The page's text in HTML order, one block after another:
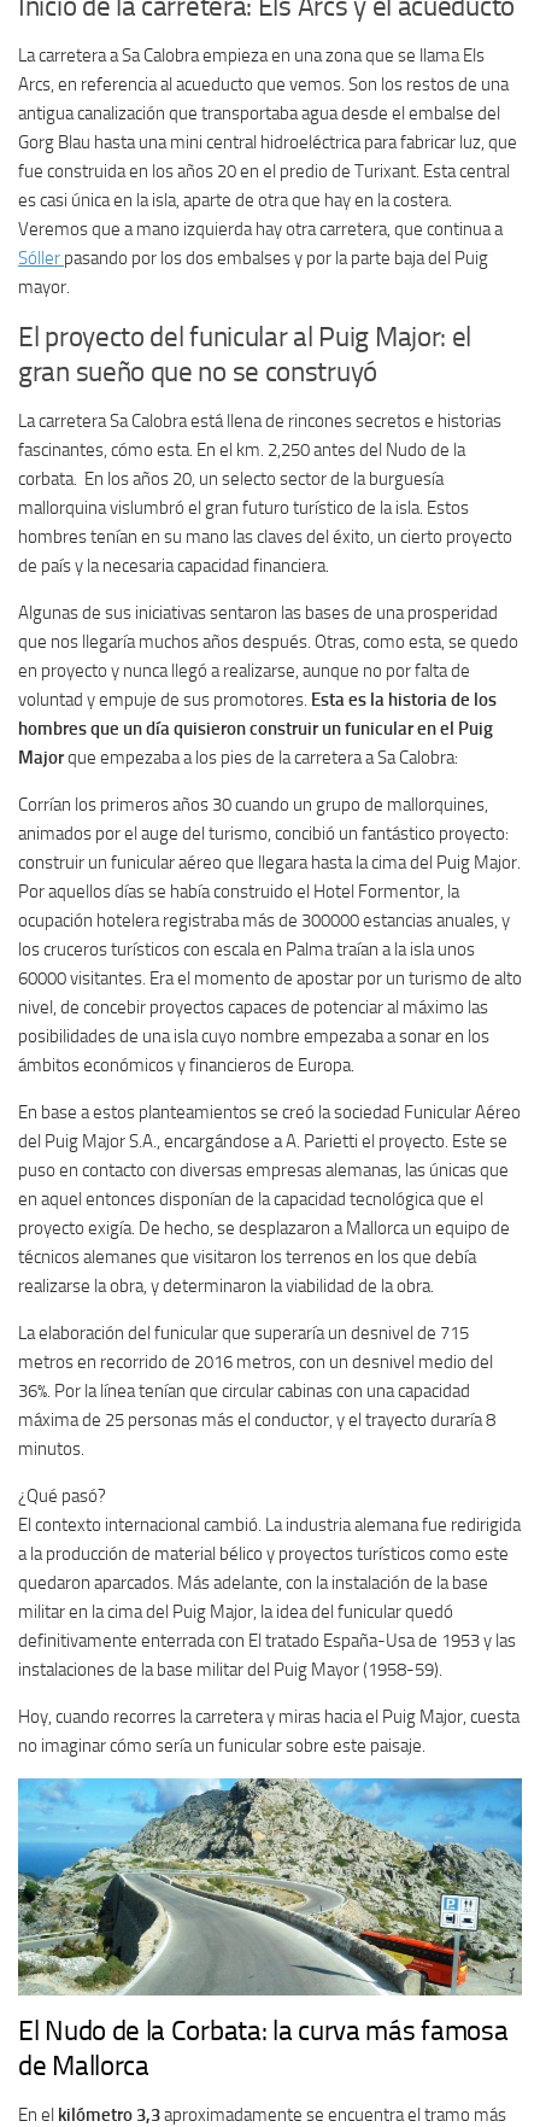
Inicio de la carretera: Els Arcs y el acueducto
La carretera a Sa Calobra empieza en una zona que se llama Els
Arcs, en referencia al acueducto que vemos. Son los restos de una
antigua canalización que transportaba agua desde el embalse del
Gorg Blau hasta una mini central hidroeléctrica para fabricar luz, que
fue construida en los años 20 en el predio de Turixant. Esta central
es casi única en la isla, aparte de otra que hay en la costera.
Veremos que a mano izquierda hay otra carretera, que continua a
Sóller pasando por los dos embalses y por la parte baja del Puig
mayor.
El proyecto del funicular al Puig Major: el
gran sueño que no se construyó
La carretera Sa Calobra está llena de rincones secretos e historias
fascinantes, cómo esta. En el km. 2,250 antes del Nudo de la
corbata. En los años 20, un selecto sector de la burguesía
mallorquina vislumbró el gran futuro turístico de la isla. Estos
hombres tenían en su mano las claves del éxito, un cierto proyecto
de país y la necesaria capacidad financiera.
Algunas de sus iniciativas sentaron las bases de una prosperidad
que nos llegaría muchos años después. Otras, como esta, se quedo
en proyecto y nunca llegó a realizarse, aunque no por falta de
voluntad y empuje de sus promotores. Esta es la historia de los
hombres que un día quisieron construir un funicular en el Puig
Majorque empezaba a los pies de la carretera a Sa Calobra:
Corrían los primeros años 30 cuando un grupo de mallorquines,
animados por el auge del turismo, concibió un fantástico proyecto:
construir un funicular aéreo que llegara hasta la cima del Puig Major.
Por aquellos días se había construido el Hotel Formentor, la
ocupación hotelera registraba más de 300000 estancias anuales, y
los cruceros turísticos con escala en Palma traían a la isla unos
60000 visitantes. Era el momento de apostar por un turismo de alto
nivel, de concebir proyectos capaces de potenciar al máximo las
posibilidades de una isla cuyo nombre empezaba a sonar en los
ámbitos económicos y financieros de Europa.
En base a estos planteamientos se creó la sociedad Funicular Aéreo
del Puig Major S.A., encargándose a A. Parietti el proyecto. Este se
puso en contacto con diversas empresas alemanas, las únicas que
en aquel entonces disponían de la capacidad tecnológica que el
proyecto exigía. De hecho, se desplazaron a Mallorca un equipo de
técnicos alemanes que visitaron los terrenos en los que debía
realizarse la obra, y determinaron la viabilidad de la obra.
La elaboración del funicular que superaría un desnivel de 715
metros en recorrido de 2016 metros, con un desnivel medio del
36%. Por la línea tenían que circular cabinas con una capacidad
máxima de 25 personas más el conductor, y el trayecto duraría 8
minutos.
¿Qué pasó?
El contexto internacional cambió. La industria alemana fue redirigida
a la producción de material bélico y proyectos turísticos como este
quedaron aparcados. Más adelante, con la instalación de la base
militar en la cima del Puig Major, la idea del funicular quedó
definitivamente enterrada con El tratado España-Usa de 1953 y las
instalaciones de la base militar del Puig Mayor (1958-59).
Hoy, cuando recorres la carretera y miras hacia el Puig Major, cuesta
no imaginar cómo sería un funicular sobre este paisaje.
El Nudo de la Corbata: la curva más famosa
de Mallorca
En el kilómetro 3,3aproximadamente se encuentra el tramo más